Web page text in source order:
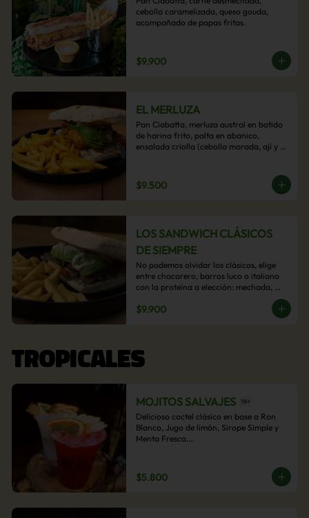
cebolla caramelizada, queso gouda,
acompañado de papas fritas.
$9.900
EL MERLUZA
Pan Ciabatta, merluza austral en batido
de harina frito, palta en abanico,
ensalada criolla (cebolla morada, ají y
$9.500
LOS SANDWICH CLÁSICOS
DE SIEMPRE
No podemos olvidar los clásicos, elige
entre chacarero, barros luco o italiano
con la proteína a elección: mechada,
acompañamiento de papas fritas.
$9.900
TROPICALES
MOJITOS SALVAJES
Delicioso coctel clásico en base a Ron
Blanco, Jugo de limón, Sirope Simple y
Menta Fresca.
$5.800